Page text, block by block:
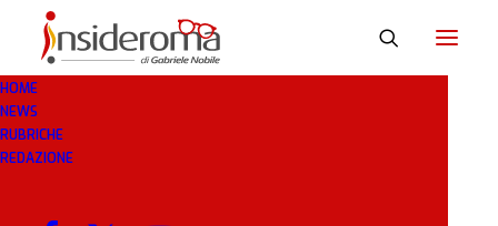
HOME
NEWS
RUBRICHE
REDAZIONE
PAESI